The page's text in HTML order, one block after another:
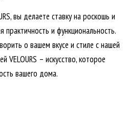
вы делаете ставку на роскошь и
практичность и функциональность.
о вашем вкусе и стиле с нашей
VELOURS – искусство, которое
вашего дома.